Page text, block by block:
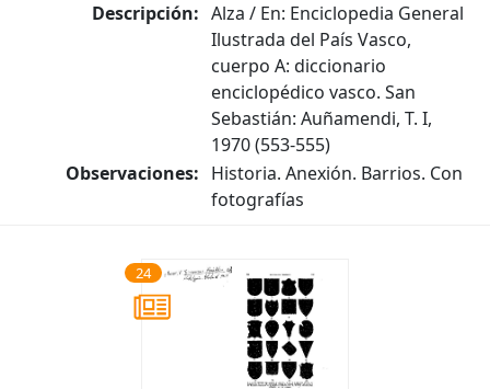
Descripción: Alza / En: Enciclopedia General
Ilustrada del País Vasco,
cuerpo A: diccionario
enciclopédico vasco. San
Sebastián: Auñamendi, T. I,
1970 (553-555)
Observaciones: Historia. Anexión. Barrios. Con
fotografías
24